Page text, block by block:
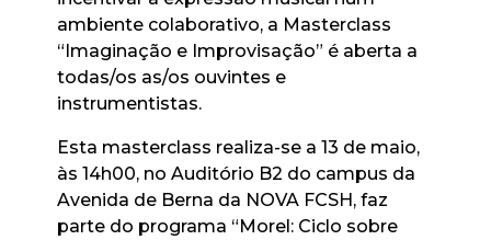
ambiente colaborativo, a Masterclass
“Imaginação e Improvisação” é aberta a
todas/os as/os ouvintes e
instrumentistas.
Esta masterclass realiza-se a 13 de maio,
às 14h00, no Auditório B2 do campus da
Avenida de Berna da NOVA FCSH, faz
parte do programa “Morel: Ciclo sobre